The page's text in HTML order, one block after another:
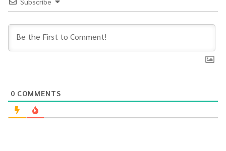
0 COMMENTS